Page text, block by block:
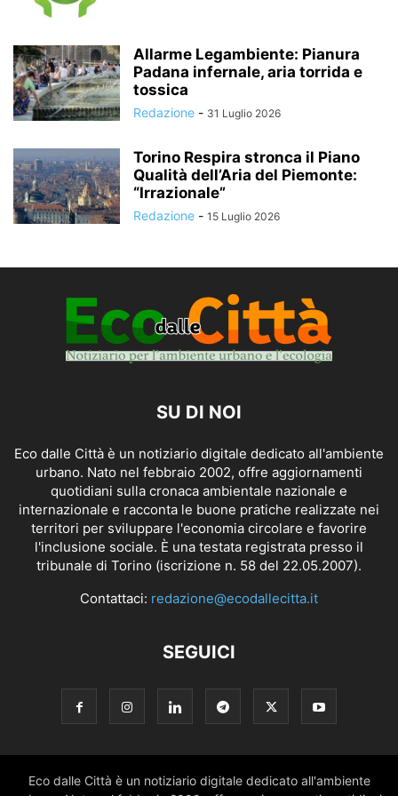
Allarme Legambiente: Pianura
Padana infernale, aria torrida e
tossica
Redazione - 31 Luglio 2026
Torino Respira stronca il Piano
Qualità dell’Aria del Piemonte:
“Irrazionale”
Redazione - 15 Luglio 2026
SU DI NOI
Eco dalle Città è un notiziario digitale dedicato all'ambiente
urbano. Nato nel febbraio 2002, offre aggiornamenti
quotidiani sulla cronaca ambientale nazionale e
internazionale e racconta le buone pratiche realizzate nei
territori per sviluppare l'economia circolare e favorire
l'inclusione sociale. È una testata registrata presso il
tribunale di Torino (iscrizione n. 58 del 22.05.2007).
Contattaci: redazione@ecodallecitta.it
SEGUICI
Eco dalle Città è un notiziario digitale dedicato all'ambiente